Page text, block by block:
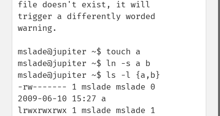
file doesn't exist, it will
trigger a differently worded
warning.
mslade@jupiter ~$ touch a
mslade@jupiter ~$ ln -s a b
mslade@jupiter ~$ ls -l {a,b}
-rw------- 1 mslade mslade 0
2009-06-10 15:27 a
lrwxrwxrwx 1 mslade mslade 1